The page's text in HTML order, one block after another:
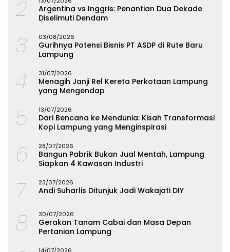
2
Argentina vs Inggris: Penantian Dua Dekade
Diselimuti Dendam
3 03/08/2026
Gurihnya Potensi Bisnis PT ASDP di Rute Baru
Lampung
4 31/07/2026
Menagih Janji Rel Kereta Perkotaan Lampung
yang Mengendap
5 13/07/2026
Dari Bencana ke Mendunia: Kisah Transformasi
Kopi Lampung yang Menginspirasi
6 28/07/2026
Bangun Pabrik Bukan Jual Mentah, Lampung
Siapkan 4 Kawasan Industri
7 23/07/2026
Andi Suharlis Ditunjuk Jadi Wakajati DIY
8 30/07/2026
Gerakan Tanam Cabai dan Masa Depan
Pertanian Lampung